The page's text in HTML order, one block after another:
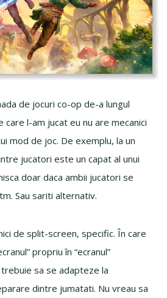
de jocuri co-op de-a lungul
care l-am jucat eu nu are mecanici
mod de joc. De exemplu, la un
jucatori este un capat al unui
doar daca ambii jucatori se
Sau sariti alternativ.
de split-screen, specific. În care
propriu în “ecranul”
sa se adapteze la
dintre jumatati. Nu vreau sa